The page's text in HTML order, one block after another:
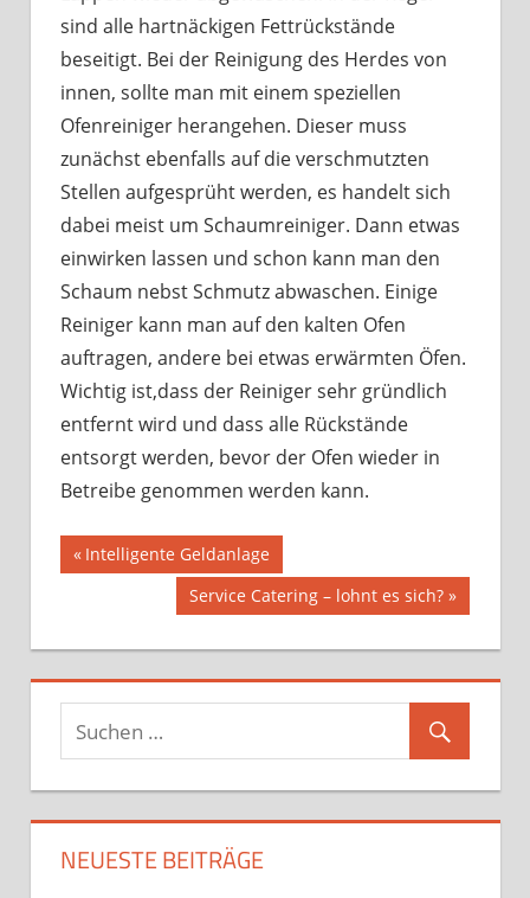
sind alle hartnäckigen Fettrückstände
beseitigt. Bei der Reinigung des Herdes von
innen, sollte man mit einem speziellen
Ofenreiniger herangehen. Dieser muss
zunächst ebenfalls auf die verschmutzten
Stellen aufgesprüht werden, es handelt sich
dabei meist um Schaumreiniger. Dann etwas
einwirken lassen und schon kann man den
Schaum nebst Schmutz abwaschen. Einige
Reiniger kann man auf den kalten Ofen
auftragen, andere bei etwas erwärmten Öfen.
Wichtig ist,dass der Reiniger sehr gründlich
entfernt wird und dass alle Rückstände
entsorgt werden, bevor der Ofen wieder in
Betreibe genommen werden kann.
Beitragsnavigation
Vorheriger
Beitrag:
Intelligente Geldanlage
Nächster
Service Catering – lohnt es sich?
NEUESTE BEITRÄGE